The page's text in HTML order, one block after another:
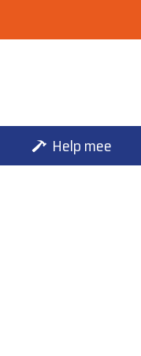
Help mee